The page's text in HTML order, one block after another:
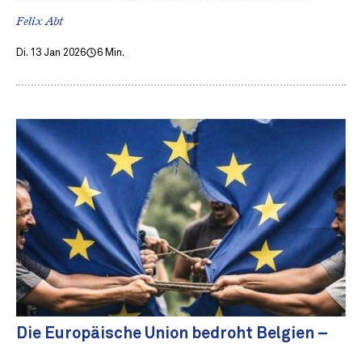
Felix Abt
Di. 13 Jan 2026 6 Min.
Die Europäische Union bedroht Belgien –